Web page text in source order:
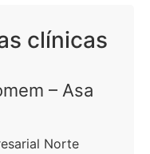
clínicas
– Asa
Norte